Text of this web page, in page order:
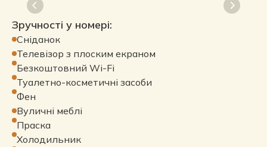
Зручності у номері:
Сніданок
Телевізор з плоским екраном
Безкоштовний Wi-Fi
Туалетно-косметичні засоби
Фен
Вуличні меблі
Праска
Холодильник